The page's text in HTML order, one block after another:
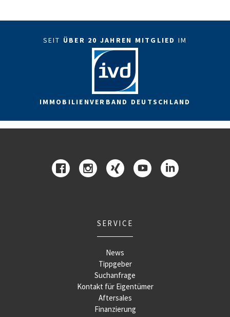
SEIT ÜBER 20 JAHREN MITGLIED IM
IMMOBILIENVERBAND DEUTSCHLAND
SERVICE
News
Tippgeber
Suchanfrage
Kontakt für Eigentümer
Aftersales
Finanzierung